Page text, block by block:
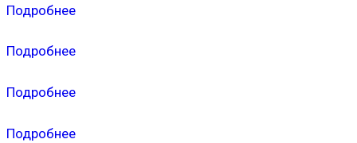
Подробнее
Подробнее
Подробнее
Подробнее